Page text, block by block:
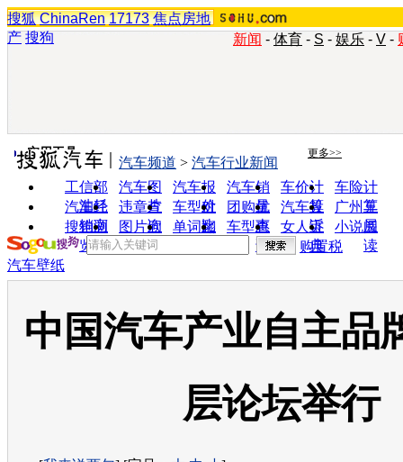
搜狐 ChinaRen 17173 焦点房地
产 搜狗 新闻 - 体育 - S - 娱乐 - V -
实用工具 更多>>
工信部
油耗
汽车图
片
汽车报
价
汽车销
量
车价计
算
车险计
算
汽车经
销商
违章查
询
车型对
比
团购优
惠
汽车投
诉
广州车
展
搜狗浏
览器
图片欣
赏
单词翻
车型查
询
女人宝
典
小说阅
读
汽车频道 > 汽车行业新闻
购置税
汽车壁纸
中国汽车产业自主品
层论坛举行